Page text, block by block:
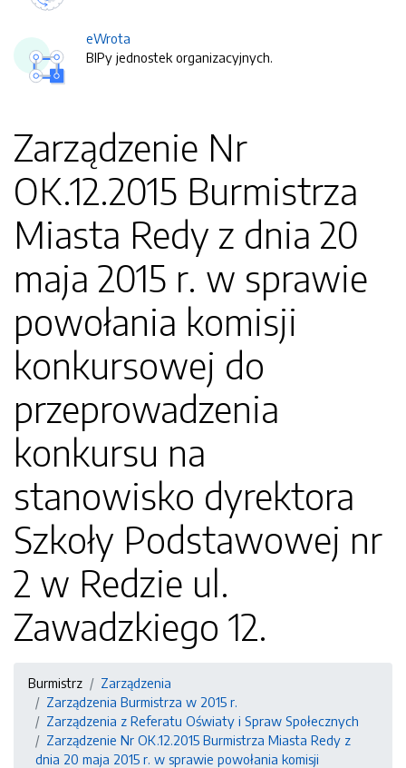
eWrota
BIPy jednostek organizacyjnych.
Zarządzenie Nr
OK.12.2015 Burmistrza
Miasta Redy z dnia 20
maja 2015 r. w sprawie
powołania komisji
konkursowej do
przeprowadzenia
konkursu na
stanowisko dyrektora
Szkoły Podstawowej nr
2 w Redzie ul.
Zawadzkiego 12.
Burmistrz
Zarządzenia
Zarządzenia Burmistrza w 2015 r.
Zarządzenia z Referatu Oświaty i Spraw Społecznych
Zarządzenie Nr OK.12.2015 Burmistrza Miasta Redy z
dnia 20 maja 2015 r. w sprawie powołania komisji